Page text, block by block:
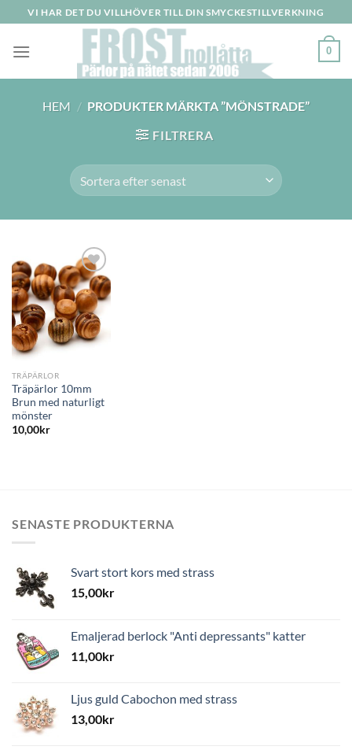
to
content
VI HAR DET DU VILLHÖVER TILL DIN SMYCKESTILLVERKNING
0
HEM / PRODUKTER MÄRKTA ”MÖNSTRADE”
FILTRERA
TRÄPÄRLOR
Träpärlor 10mm
Brun med naturligt
mönster
10,00kr
SENASTE PRODUKTERNA
Svart stort kors med strass
15,00kr
Emaljerad berlock "Anti depressants" katter
11,00kr
Ljus guld Cabochon med strass
13,00kr